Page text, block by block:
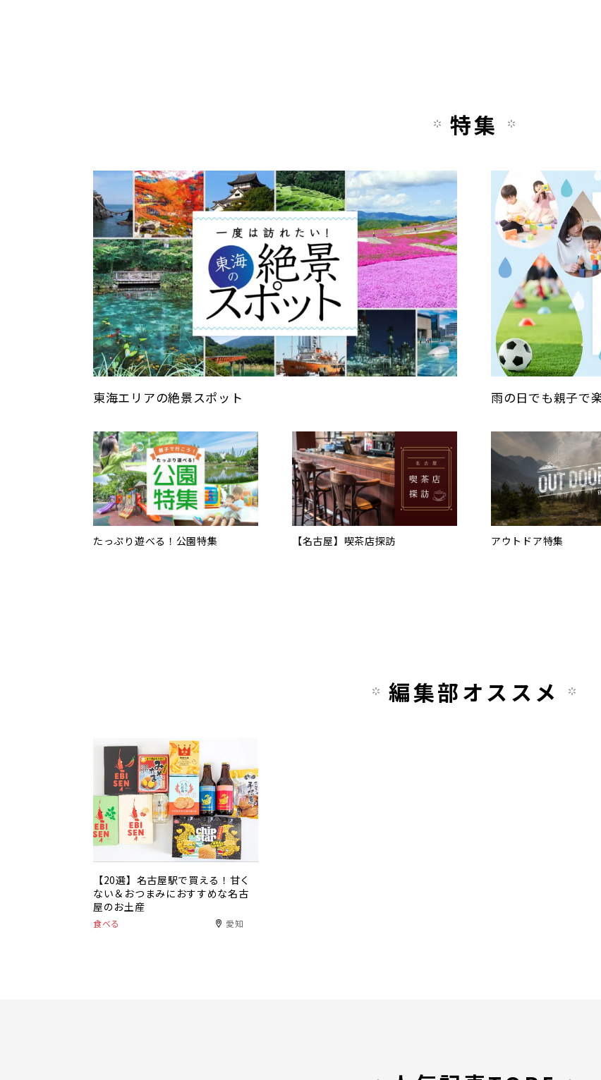
特集
東海エリアの絶景スポット 雨の日でも親子で
たっぷり遊べる！公園特集 【名古屋】喫茶店探訪 アウトドア特集
編集部オススメ
【20選】名古屋駅で買える！甘く
ない＆おつまみにおすすめな名古
屋のお土産
食べる 愛知